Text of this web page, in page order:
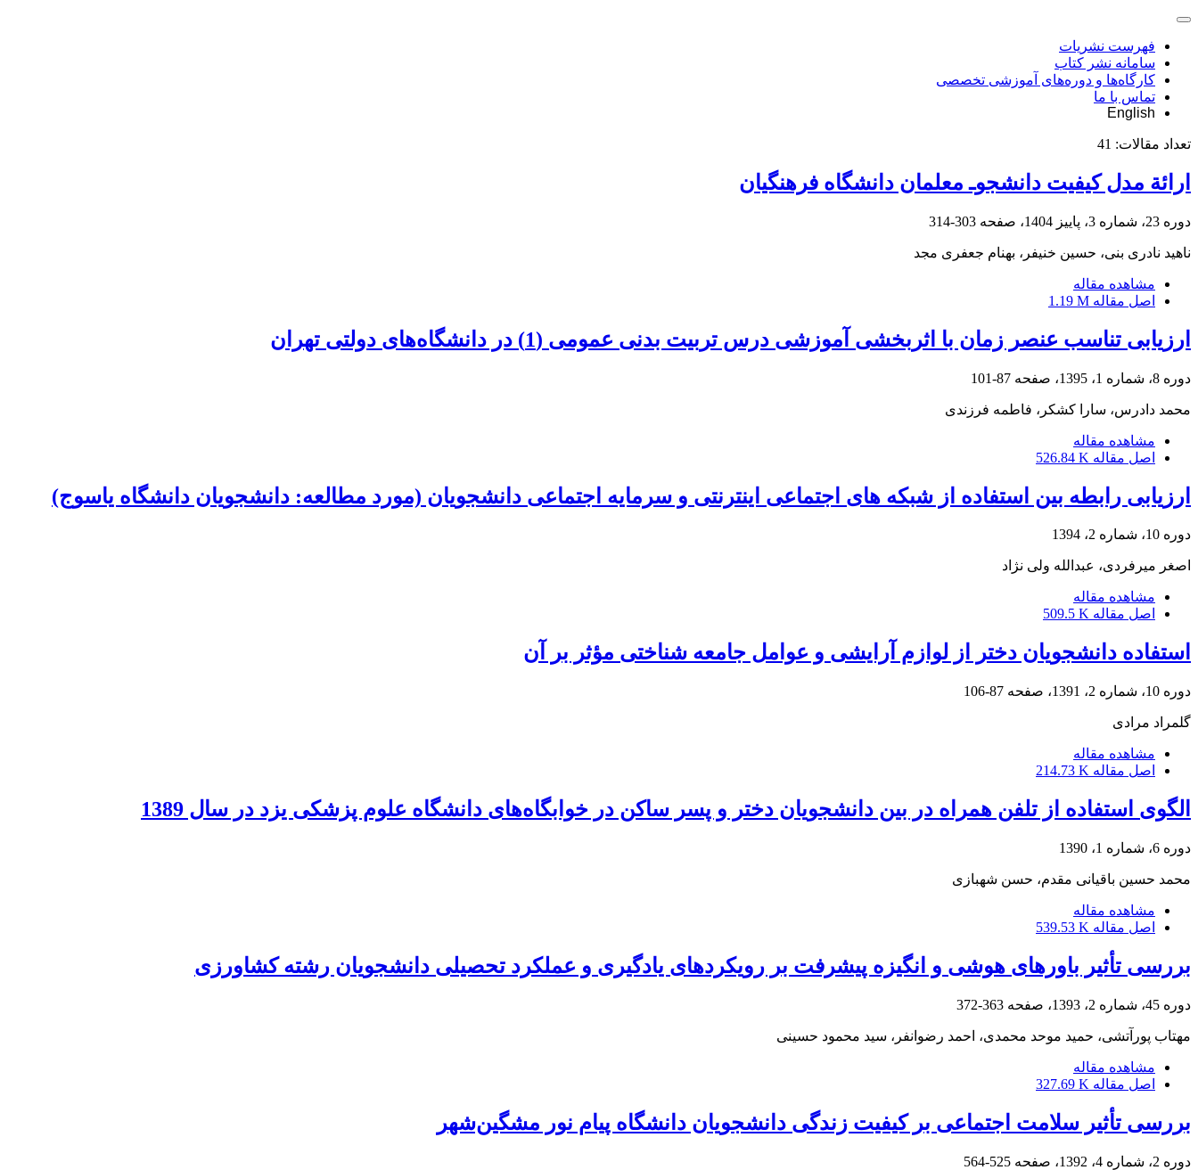
فهرست نشریات
سامانه نشر کتاب
کارگاه‌ها و دوره‌های آموزشی تخصصی
تماس با ما
English
تعداد مقالات: 41
ارائة مدل کیفیت دانشجوـ معلمان دانشگاه فرهنگیان
دوره 23، شماره 3، پاییز 1404، صفحه 303-314
ناهید نادری بنی، حسین خنیفر، بهنام جعفری مجد
مشاهده مقاله
اصل مقاله 1.19 M
ارزیابی تناسب عنصر زمان با اثربخشی آموزشی درس تربیت بدنی عمومی (1) در دانشگاه‌های دولتی تهران
دوره 8، شماره 1، 1395، صفحه 87-101
محمد دادرس، سارا کشکر، فاطمه فرزندی
مشاهده مقاله
اصل مقاله 526.84 K
ارزیابی رابطه بین استفاده از شبکه های اجتماعی اینترنتی و سرمایه اجتماعی دانشجویان (مورد مطالعه: دانشجویان دانشگاه یاسوج)
دوره 10، شماره 2، 1394
اصغر میرفردی، عبدالله ولی نژاد
مشاهده مقاله
اصل مقاله 509.5 K
استفاده دانشجویان دختر از لوازم آرایشی و عوامل جامعه شناختی مؤثر بر آن
دوره 10، شماره 2، 1391، صفحه 87-106
گلمراد مرادی
مشاهده مقاله
اصل مقاله 214.73 K
الگوی استفاده از تلفن همراه در بین دانشجویان دختر و پسر ساکن در خوابگاه‌های دانشگاه علوم پزشکی یزد در سال 1389
دوره 6، شماره 1، 1390
محمد حسین باقیانی مقدم، حسن شهبازی
مشاهده مقاله
اصل مقاله 539.53 K
بررسی تأثیر باورهای هوشی و انگیزه پیشرفت بر رویکردهای یادگیری و عملکرد تحصیلی دانشجویان رشته کشاورزی
دوره 45، شماره 2، 1393، صفحه 363-372
مهتاب پورآتشی، حمید موحد محمدی، احمد رضوانفر، سید محمود حسینی
مشاهده مقاله
اصل مقاله 327.69 K
بررسی تأثیر سلامت اجتماعی بر کیفیت زندگی دانشجویان دانشگاه پیام نور مشگین‌شهر
دوره 2، شماره 4، 1392، صفحه 525-564